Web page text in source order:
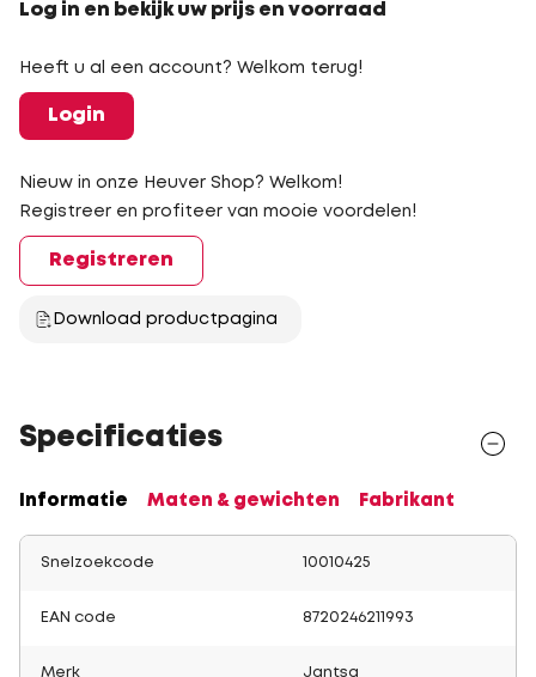
Log in en bekijk uw prijs en voorraad
Heeft u al een account? Welkom terug!
Login
Nieuw in onze Heuver Shop? Welkom!
Registreer en profiteer van mooie voordelen!
Registreren
Download productpagina
Specificaties
Informatie Maten & gewichten Fabrikant
Snelzoekcode 10010425
EAN code 8720246211993
Merk Jantsa